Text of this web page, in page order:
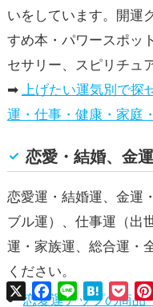
いをしています。開運
すめ本・パワースポッ
セサリー、スピリチュ
➡上げたい運気別で探
運・仕事・健康・家庭
恋愛・結婚、金
恋愛運・結婚運、金運
ブル運）、仕事運（出
運・家族運、総合運・
ください。
恋愛運アップの商品
X Facebook
Line Hatena